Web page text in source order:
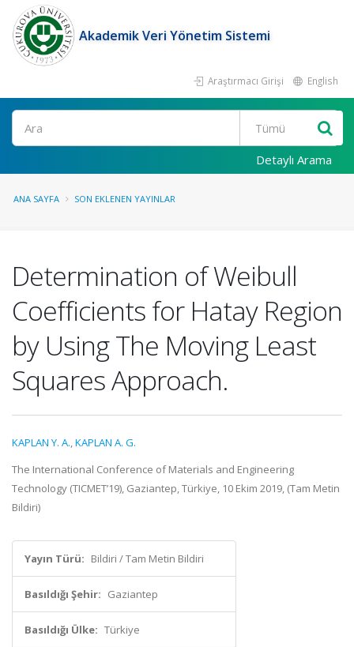
Akademik Veri Yönetim Sistemi
Araştırmacı Girişi English
Ara
Detaylı Arama
ANA SAYFA SON EKLENEN YAYINLAR
Determination of Weibull
Coefficients for Hatay Region
by Using The Moving Least
Squares Approach.
KAPLAN Y. A.,KAPLAN A. G.
The International Conference of Materials and Engineering
Technology (TICMET’19), Gaziantep, Türkiye, 10 Ekim 2019, (Tam Metin
Bildiri)
Yayın Türü: Bildiri / Tam Metin Bildiri
Basıldığı Şehir: Gaziantep
Basıldığı Ülke: Türkiye